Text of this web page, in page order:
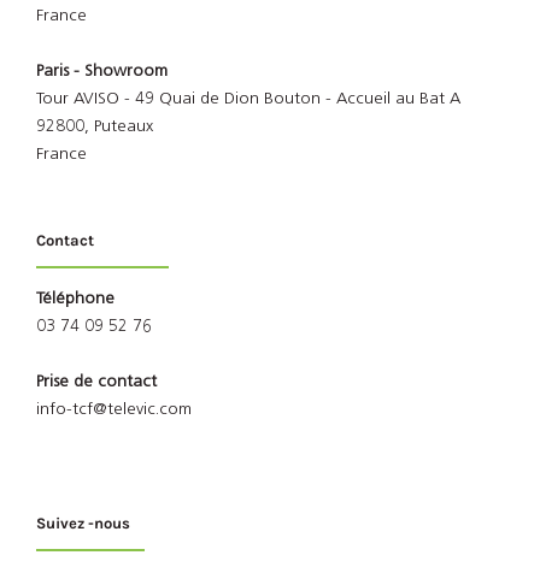
France
Paris - Showroom
Tour AVISO - 49 Quai de Dion Bouton - Accueil au Bat A
92800, Puteaux
France
Contact
Téléphone
03 74 09 52 76
Prise de contact
info-tcf@televic.com
Suivez -nous